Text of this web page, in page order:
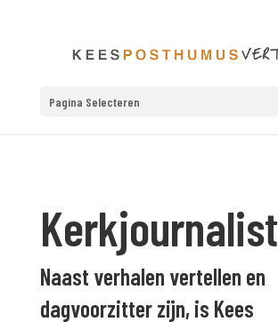
Pagina Selecteren
Kerkjournalist
Naast verhalen vertellen en
dagvoorzitter zijn, is Kees